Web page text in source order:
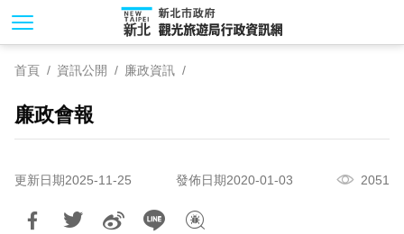
到
首頁 資訊公開 廉政資訊
廉政會報
更新日期2025-11-25 發佈日期2020-01-03 2051